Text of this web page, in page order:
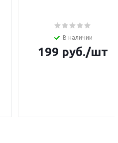
В наличии
199 руб./шт